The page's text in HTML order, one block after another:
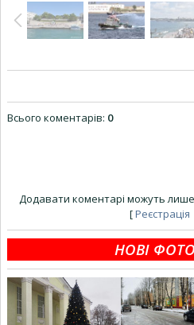
Всього коментарів: 0
Додавати коментарі можуть лише
[Реєстрація
НОВІ